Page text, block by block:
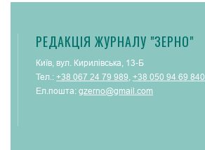
РЕДАКЦІЯ ЖУРНАЛУ "ЗЕРНО"
Київ, вул. Кирилівська, 13-Б
Тел.: +38 067 24 79 989 +38 050 94 69 840
Ел.пошта: gzerno@gmail.com